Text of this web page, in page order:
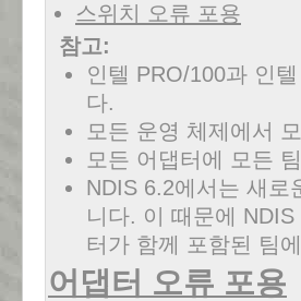
스위치 오류 포용
참고:
인텔 PRO/100과 인
다.
모든 운영 체제에서
모든 어댑터에 모든
NDIS 6.2에서는 새로
니다. 이 때문에
터가 함께 포함된 팀
어댑터 오류 포용